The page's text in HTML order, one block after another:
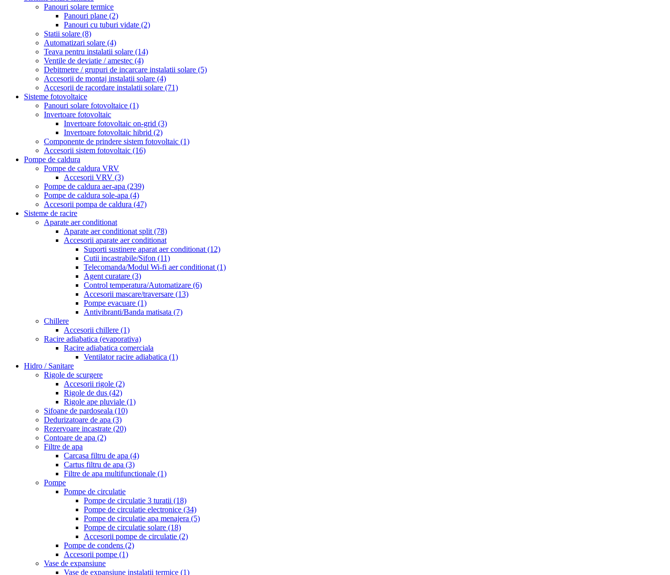
Panouri solare termice
Panouri plane (2)
Panouri cu tuburi vidate (2)
Statii solare (8)
Automatizari solare (4)
Teava pentru instalatii solare (14)
Ventile de deviatie / amestec (4)
Debitmetre / grupuri de incarcare instalatii solare (5)
Accesorii de montaj instalatii solare (4)
Accesorii de racordare instalatii solare (71)
Sisteme fotovoltaice
Panouri solare fotovoltaice (1)
Invertoare fotovoltaic
Invertoare fotovoltaic on-grid (3)
Invertoare fotovoltaic hibrid (2)
Componente de prindere sistem fotovoltaic (1)
Accesorii sistem fotovoltaic (16)
Pompe de caldura
Pompe de caldura VRV
Accesorii VRV (3)
Pompe de caldura aer-apa (239)
Pompe de caldura sole-apa (4)
Accesorii pompa de caldura (47)
Sisteme de racire
Aparate aer conditionat
Aparate aer conditionat split (78)
Accesorii aparate aer conditionat
Suporti sustinere aparat aer conditionat (12)
Cutii incastrabile/Sifon (11)
Telecomanda/Modul Wi-fi aer conditionat (1)
Agent curatare (3)
Control temperatura/Automatizare (6)
Accesorii mascare/traversare (13)
Pompe evacuare (1)
Antivibranti/Banda matisata (7)
Chillere
Accesorii chillere (1)
Racire adiabatica (evaporativa)
Racire adiabatica comerciala
Ventilator racire adiabatica (1)
Hidro / Sanitare
Rigole de scurgere
Accesorii rigole (2)
Rigole de dus (42)
Rigole ape pluviale (1)
Sifoane de pardoseala (10)
Dedurizatoare de apa (3)
Rezervoare incastrate (20)
Contoare de apa (2)
Filtre de apa
Carcasa filtru de apa (4)
Cartus filtru de apa (3)
Filtre de apa multifunctionale (1)
Pompe
Pompe de circulatie
Pompe de circulatie 3 turatii (18)
Pompe de circulatie electronice (34)
Pompe de circulatie apa menajera (5)
Pompe de circulatie solare (18)
Accesorii pompe de circulatie (2)
Pompe de condens (2)
Accesorii pompe (1)
Vase de expansiune
Vase de expansiune instalatii termice (1)